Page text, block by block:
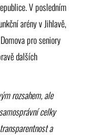
V posledním
arény v Jihlavě,
pro seniory
dalších
rozsahem, ale
celky
a